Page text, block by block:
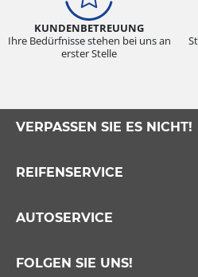
KUNDENBETREUUNG
Ihre Bedürfnisse stehen bei uns an
erster Stelle
VERPASSEN SIE ES NICHT!
REIFENSERVICE
AUTOSERVICE
FOLGEN SIE UNS!